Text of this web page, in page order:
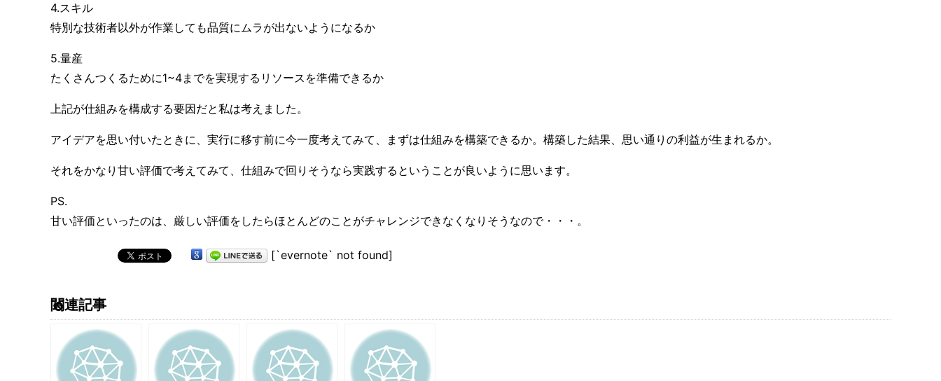
4.スキル
特別な技術者以外が作業しても品質にムラが出ないようになるか
5.量産
たくさんつくるために1~4までを実現するリソースを準備できるか
上記が仕組みを構成する要因だと私は考えました。
アイデアを思い付いたときに、実行に移す前に今一度考えてみて、まずは仕組みを構築できるか。構築した結果、思い通りの利益が生まれるか。
それをかなり甘い評価で考えてみて、仕組みで回りそうなら実践するということが良いように思います。
PS.
甘い評価といったのは、厳しい評価をしたらほとんどのことがチャレンジできなくなりそうなので・・・。
[`evernote` not found]
関連記事